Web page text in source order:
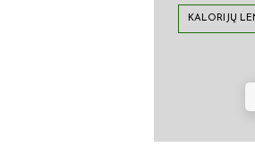
KALORIJŲ